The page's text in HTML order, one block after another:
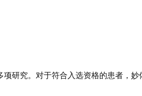
研究。对于符合入选资格的患者，